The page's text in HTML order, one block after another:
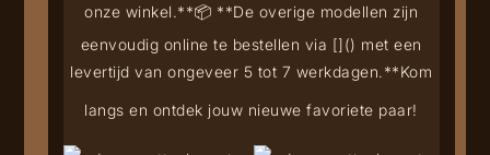
onze winkel.**📦 **De overige modellen zijn
eenvoudig online te bestellen via []() met een
levertijd van ongeveer 5 tot 7 werkdagen.**Kom
langs en ontdek jouw nieuwe favoriete paar!